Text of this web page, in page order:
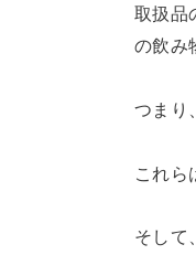
取扱品
の飲み
つまり
これら
そして